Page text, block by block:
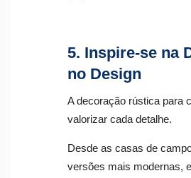
5. Inspire-se na
no Design
A decoração rústica para
valorizar cada detalhe.
Desde as casas de
versões mais modernas,